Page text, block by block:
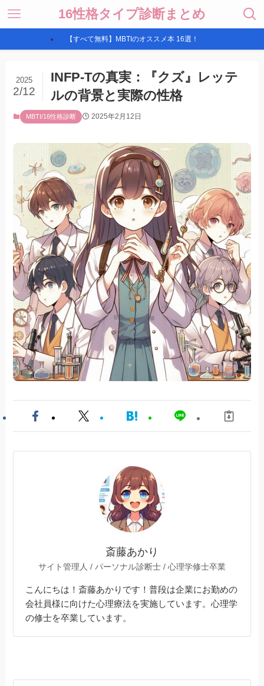
16性格タイプ診断まとめ
【すべて無料】MBTIのオススメ本 16選！
INFP-Tの真実：『クズ』レッテ
ルの背景と実際の性格
2025
2/12
MBTI/16性格診断 2025年2月12日
斎藤あかり
サイト管理人 / パーソナル診断士 / 心理学修士卒業
こんにちは！斎藤あかりです！普段は企業にお勤めの
会社員様に向けた心理療法を実施しています。心理学
の修士を卒業しています。